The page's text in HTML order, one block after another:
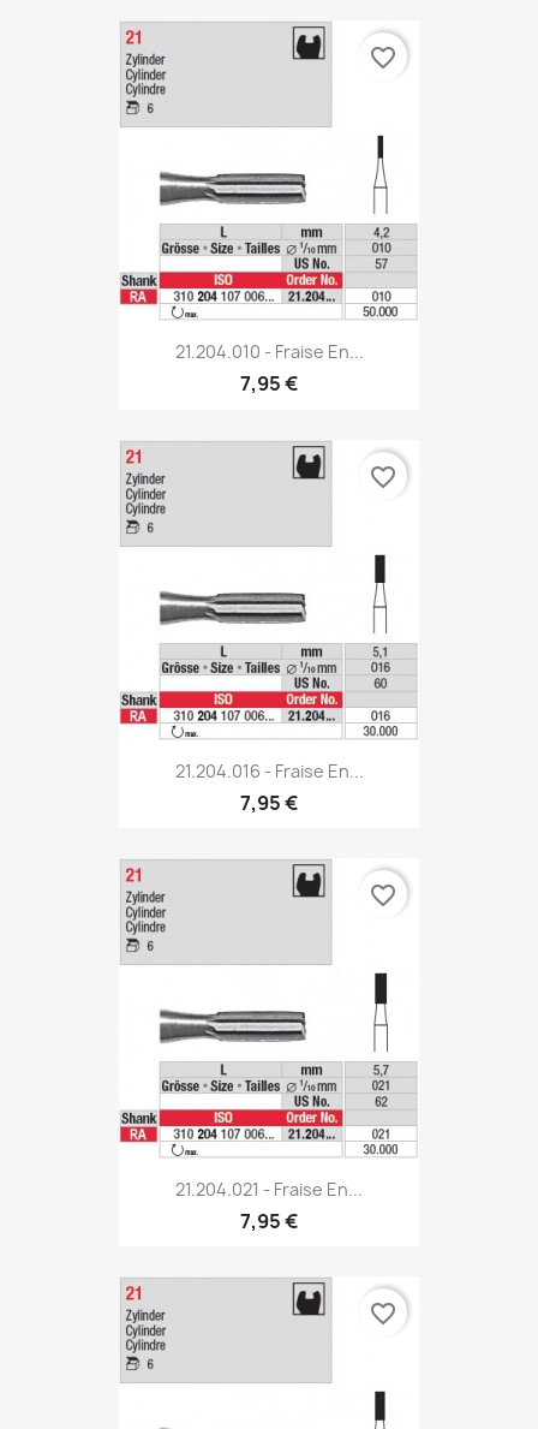
21.204.010 - Fraise En...
7,95 €
favorite_border
21.204.016 - Fraise En...
7,95 €
favorite_border
21.204.021 - Fraise En...
7,95 €
favorite_border
favorite_border